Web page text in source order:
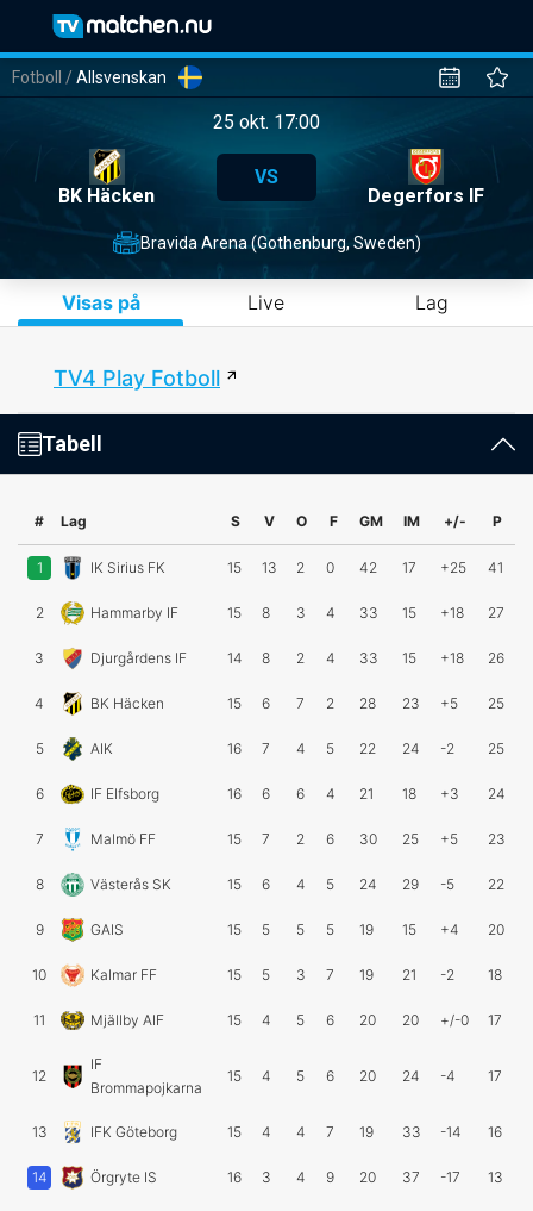
Fotboll /Allsvenskan
25 okt. 17:00
BK Häcken
VS
Degerfors IF
Bravida Arena (Gothenburg, Sweden)
Visas på Live Lag
TV4 Play Fotboll
Tabell
# Lag S V O F GM IM +/- P
1 IK Sirius FK 15 13 2 0 42 17 +25 41
2 Hammarby IF 15 8 3 4 33 15 +18 27
3 Djurgårdens IF 14 8 2 4 33 15 +18 26
4 BK Häcken 15 6 7 2 28 23 +5 25
5 AIK 16 7 4 5 22 24 -2 25
6 IF Elfsborg 16 6 6 4 21 18 +3 24
7 Malmö FF 15 7 2 6 30 25 +5 23
8 Västerås SK 15 6 4 5 24 29 -5 22
9 GAIS 15 5 5 5 19 15 +4 20
10 Kalmar FF 15 5 3 7 19 21 -2 18
11 Mjällby AIF 15 4 5 6 20 20 +/-0 17
12
IF
Brommapojkarna
15 4 5 6 20 24 -4 17
13 IFK Göteborg 15 4 4 7 19 33 -14 16
14 Örgryte IS 16 3 4 9 20 37 -17 13